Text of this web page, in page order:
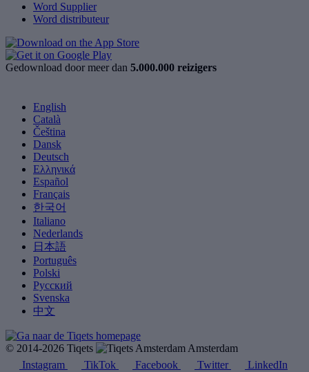
Word Supplier
Word distributeur
Gedownload door meer dan 5.000.000 reizigers
English
Català
Čeština
Dansk
Deutsch
Ελληνικά
Español
Français
한국어
Italiano
Nederlands
日本語
Português
Polski
Русский
Svenska
中文
© 2014-2026 Tiqets
Amsterdam
Instagram
TikTok Facebook Twitter LinkedIn